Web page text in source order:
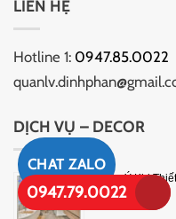
CHAT ZALO
0947.79.0022
LIÊN HỆ
Hotline 1: 0947.85.0022
DỊCH VỤ – DECOR
7 Lưu Ý Khi
10/09/2023